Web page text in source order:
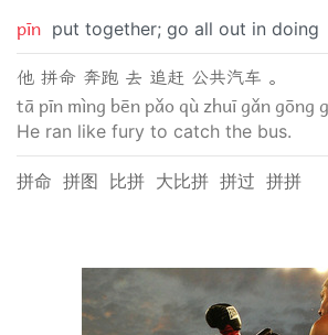
pīn put together; go all out in doing
他 拼命 奔跑 去 追赶 公共汽车 。
tā pīn mìng bēn pǎo qù zhuī gǎn gōng
He ran like fury to catch the bus.
拼命 拼图 比拼 大比拼 拼过 拼拼